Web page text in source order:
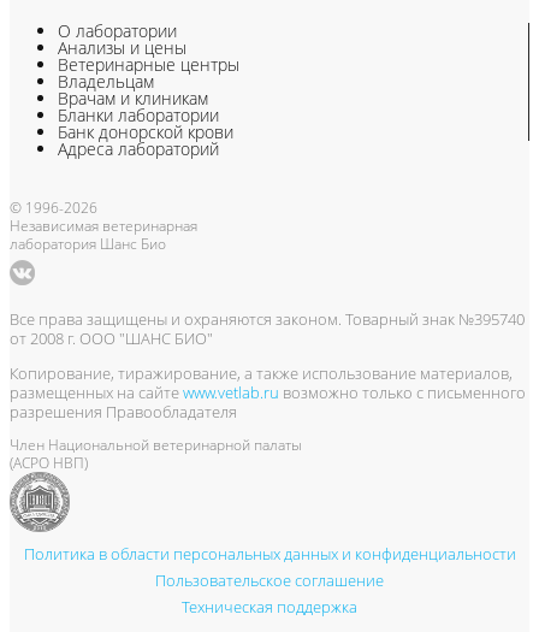
О лаборатории
Анализы и цены
Ветеринарные центры
Владельцам
Врачам и клиникам
Бланки лаборатории
Банк донорской крови
Адреса лабораторий
© 1996-2026
Независимая ветеринарная
лаборатория Шанс Био
Все права защищены и охраняются законом. Товарный знак №395740
от 2008 г. ООО "ШАНС БИО"
Копирование, тиражирование, а также использование материалов,
размещенных на сайтеwww.vetlab.ru возможно только с письменного
разрешения Правообладателя
Член Национальной ветеринарной палаты
(АСРО НВП)
Политика в области персональных данных и конфиденциальности
Пользовательское соглашение
Техническая поддержка